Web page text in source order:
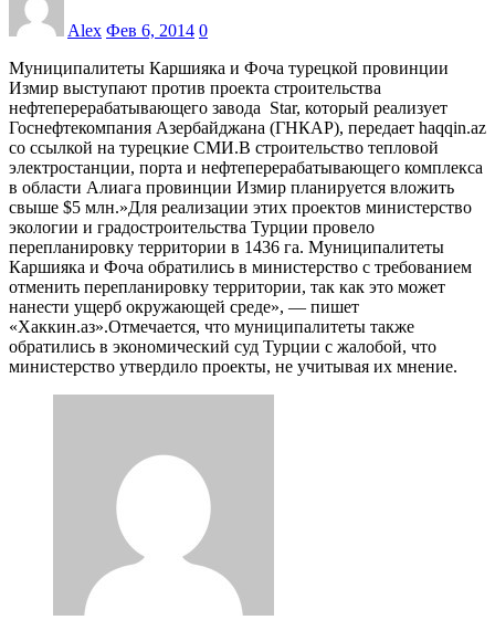
Alex Фев 6, 2014 0
Муниципалитеты Каршияка и Фоча турецкой провинции
Измир выступают против проекта строительства
нефтеперерабатывающего завода Star, который реализует
Госнефтекомпания Азербайджана (ГНКАР), передает haqqin.az
со ссылкой на турецкие СМИ.В строительство тепловой
электростанции, порта и нефтеперерабатывающего комплекса
в области Алиага провинции Измир планируется вложить
свыше $5 млн.»Для реализации этих проектов министерство
экологии и градостроительства Турции провело
перепланировку территории в 1436 га. Муниципалитеты
Каршияка и Фоча обратились в министерство с требованием
отменить перепланировку территории, так как это может
нанести ущерб окружающей среде», — пишет
«Хаккин.аз».Отмечается, что муниципалитеты также
обратились в экономический суд Турции с жалобой, что
министерство утвердило проекты, не учитывая их мнение.